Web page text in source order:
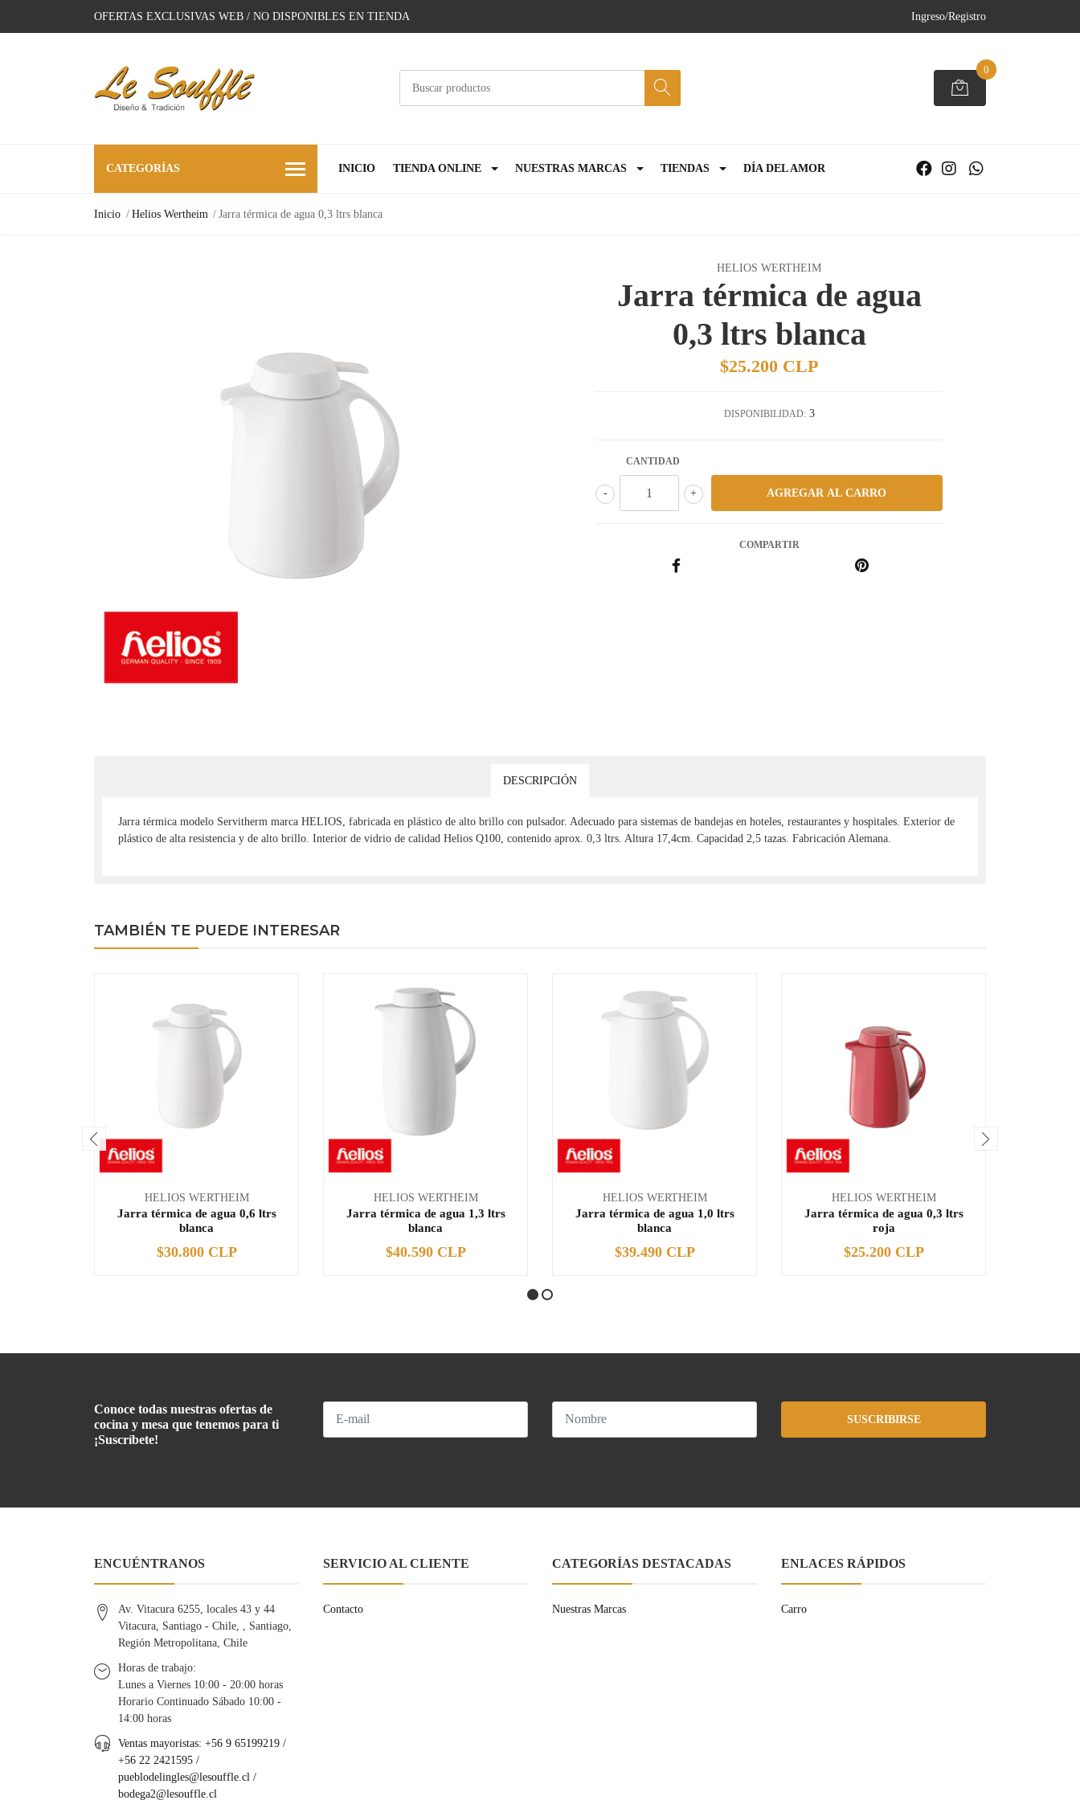
OFERTAS EXCLUSIVAS WEB / NO DISPONIBLES EN TIENDA Ingreso/Registro
0
CATEGORÍAS INICIO TIENDA ONLINE NUESTRAS MARCAS TIENDAS DÍA DEL AMOR
Inicio Helios Wertheim Jarra térmica de agua 0,3 ltrs blanca
HELIOS WERTHEIM
Jarra térmica de agua
0,3 ltrs blanca
$25.200 CLP
DISPONIBILIDAD: 3
CANTIDAD
+
-
COMPARTIR
DESCRIPCIÓN
Jarra térmica modelo Servitherm marca HELIOS, fabricada en plástico de alto brillo con pulsador. Adecuado para sistemas de bandejas en hoteles, restaurantes y hospitales. Exterior de
plástico de alta resistencia y de alto brillo. Interior de vidrio de calidad Helios Q100, contenido aprox. 0,3 ltrs. Altura 17,4cm. Capacidad 2,5 tazas. Fabricación Alemana.
TAMBIÉN TE PUEDE INTERESAR
HELIOS WERTHEIM
Jarra térmica de agua 0,6 ltrs
blanca
+
$30.800 CLP
HELIOS WERTHEIM
Jarra térmica de agua 1,3 ltrs
blanca
+
$40.590 CLP
HELIOS WERTHEIM
Jarra térmica de agua 1,0 ltrs
blanca
+
$39.490 CLP
HELIOS WERTHEIM
Jarra térmica de agua 0,3 ltrs
roja
+
$25.200 CLP
Conoce todas nuestras ofertas de
cocina y mesa que tenemos para ti
¡Suscríbete!
SUSCRIBIRSE
ENCUÉNTRANOS
Av. Vitacura 6255, locales 43 y 44
Vitacura, Santiago - Chile, , Santiago,
Región Metropolitana, Chile
Horas de trabajo:
Lunes a Viernes 10:00 - 20:00 horas
Horario Continuado Sábado 10:00 -
14:00 horas
Ventas mayoristas: +56 9 65199219 /
+56 22 2421595 /
pueblodelingles@lesouffle.cl /
bodega2@lesouffle.cl
SERVICIO AL CLIENTE
Contacto
CATEGORÍAS DESTACADAS
Nuestras Marcas
ENLACES RÁPIDOS
Carro